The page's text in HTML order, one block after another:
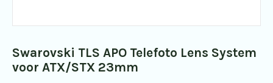
Swarovski TLS APO Telefoto Lens System
voor ATX/STX 23mm